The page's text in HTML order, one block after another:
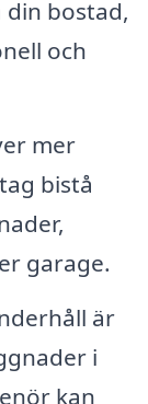
bostad,
och
mer
bistå
garage.
är
i
kan